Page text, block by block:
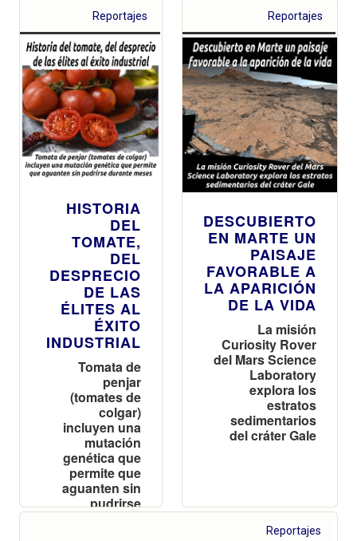
Reportajes
HISTORIA
DEL
TOMATE,
DEL
DESPRECIO
DE LAS
ÉLITES AL
ÉXITO
INDUSTRIAL
Tomata de
penjar
(tomates de
colgar)
incluyen una
mutación
genética que
permite que
aguanten sin
pudrirse
durante meses
Reportajes
DESCUBIERTO
EN MARTE UN
PAISAJE
FAVORABLE A
LA APARICIÓN
DE LA VIDA
La misión
Curiosity Rover
del Mars Science
Laboratory
explora los
estratos
sedimentarios
del cráter Gale
Reportajes